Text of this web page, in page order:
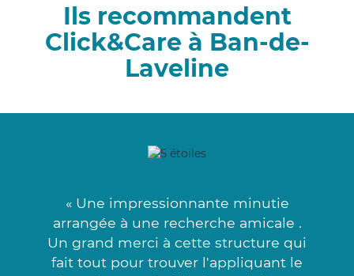
Ils recommandent
Click&Care à Ban-de-
Laveline
« Une impressionnante minutie
arrangée à une recherche amicale .
Un grand merci à cette structure qui
fait tout pour trouver l'appliquant le